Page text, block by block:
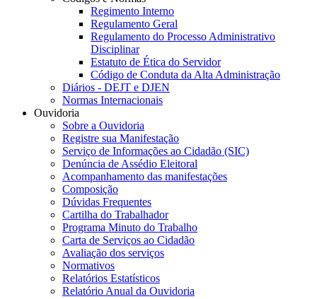
Regimento Interno
Regulamento Geral
Regulamento do Processo Administrativo
Disciplinar
Estatuto de Ética do Servidor
Código de Conduta da Alta Administração
Diários - DEJT e DJEN
Normas Internacionais
Ouvidoria
Sobre a Ouvidoria
Registre sua Manifestação
Serviço de Informações ao Cidadão (SIC)
Denúncia de Assédio Eleitoral
Acompanhamento das manifestações
Composição
Dúvidas Frequentes
Cartilha do Trabalhador
Programa Minuto do Trabalho
Carta de Serviços ao Cidadão
Avaliação dos serviços
Normativos
Relatórios Estatísticos
Relatório Anual da Ouvidoria